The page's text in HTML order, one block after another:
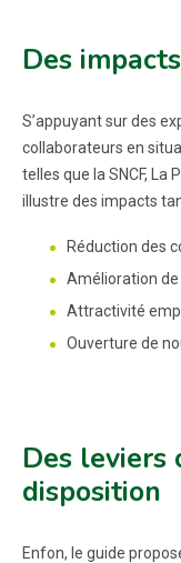
Des
S’appuyant sur des
collaborateurs en
telles que la SNCF, La
illustre des impacts
Réduction des
Amélioration
Attractivité
Ouverture de
Des leviers
disposition
Enfon, le guide